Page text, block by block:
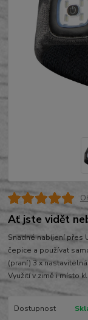
Ať jste vidět
Snadné nabíjení přes
čepice a používat
(praní) 3 x
Využití v zimě i místo
Dostupnost